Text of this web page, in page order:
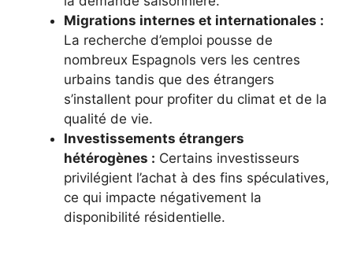
Migrations internes et internationales :
La recherche d’emploi pousse de
nombreux Espagnols vers les centres
urbains tandis que des étrangers
s’installent pour profiter du climat et de la
qualité de vie.
Investissements étrangers
hétérogènes : Certains investisseurs
privilégient l’achat à des fins spéculatives,
ce qui impacte négativement la
disponibilité résidentielle.